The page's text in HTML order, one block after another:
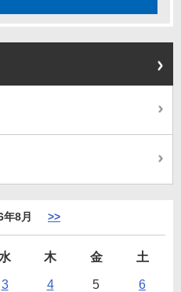
年8月 >>
水 木 金
土
3 4 5 6